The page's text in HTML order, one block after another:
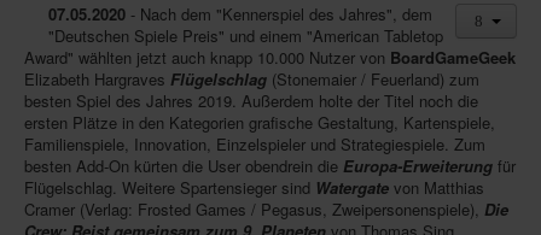
SpieleMag
Infos
Shop
Download spielbox Special 2025
Newsletter
07.05.2020 - Nach dem "Kennerspiel des Jahres", dem
"Deutschen Spiele Preis" und einem "American Tabletop
Award" wählten jetzt auch knapp 10.000 Nutzer von BoardGameGeek
Elizabeth Hargraves Flügelschlag (Stonemaier / Feuerland) zum
besten Spiel des Jahres 2019. Außerdem holte der Titel noch die
ersten Plätze in den Kategorien grafische Gestaltung, Kartenspiele,
Familienspiele, Innovation, Einzelspieler und Strategiespiele. Zum
besten Add-On kürten die User obendrein die Europa-Erweiterung für
Flügelschlag. Weitere Spartensieger sind Watergate von Matthias
Cramer (Verlag: Frosted Games / Pegasus, Zweipersonenspiele), Die
Crew: Reist gemeinsam zum 9. Planeten von Thomas Sing